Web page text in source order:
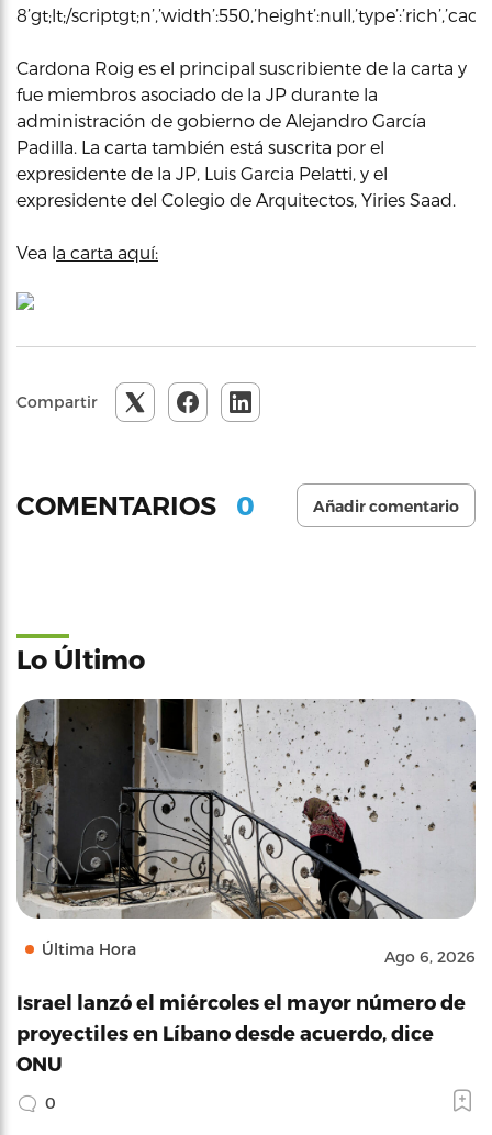
8’gt;lt;/
Cardona Roig es el principal suscribiente de la carta y
fue miembros asociado de la JP durante la
administración de gobierno de Alejandro García
Padilla. La carta también está suscrita por el
expresidente de la JP, Luis Garcia Pelatti, y el
expresidente del Colegio de Arquitectos, Yiries Saad.
Vea la carta aquí:
Compartir
COMENTARIOS 0 Añadir comentario
Lo Último
Última Hora Ago 6, 2026
Israel lanzó el miércoles el mayor número de
proyectiles en Líbano desde acuerdo, dice
ONU
0